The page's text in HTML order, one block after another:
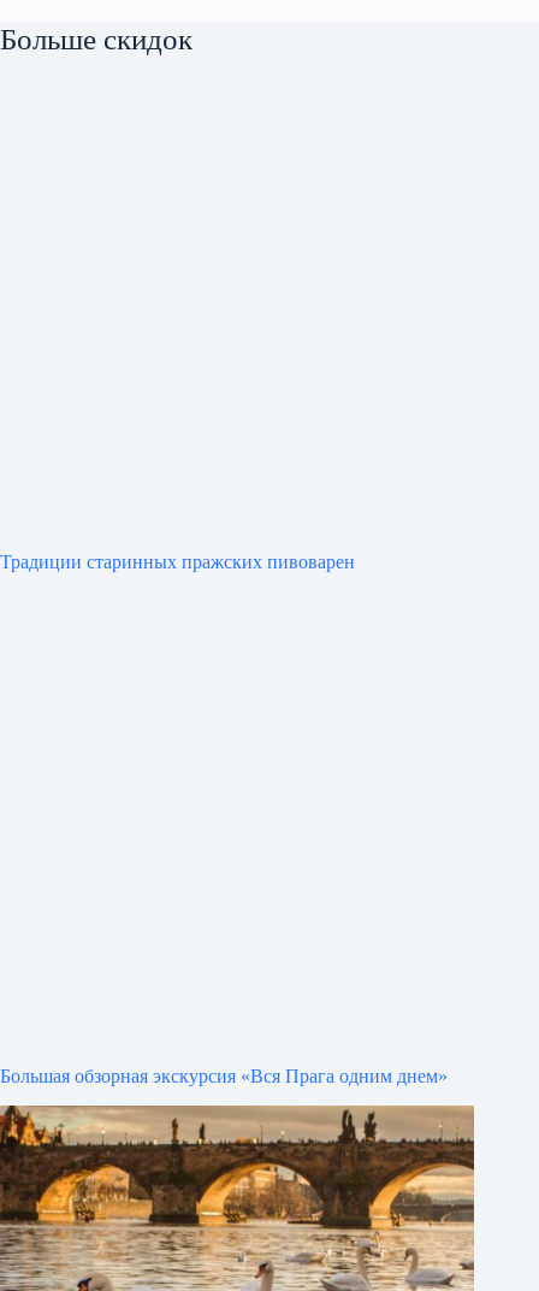
Больше скидок
Традиции старинных пражских пивоварен
Большая обзорная экскурсия «Вся Прага одним днем»